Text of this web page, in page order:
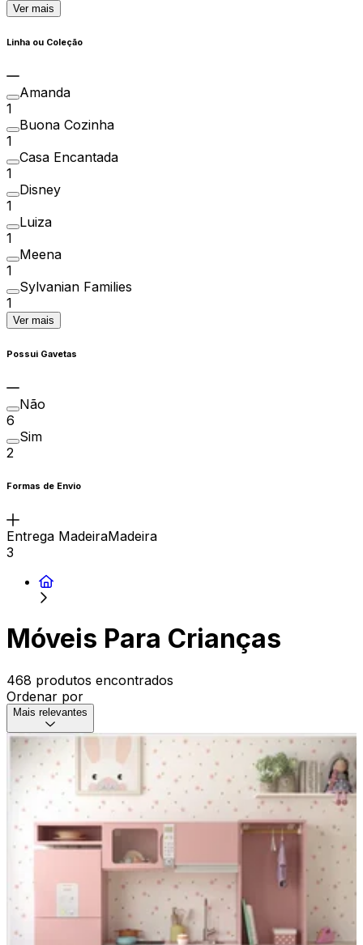
Ver mais
Linha ou Coleção
Amanda
1
Buona Cozinha
1
Casa Encantada
1
Disney
1
Luiza
1
Meena
1
Sylvanian Families
1
Ver mais
Possui Gavetas
Não
6
Sim
2
Formas de Envio
Entrega MadeiraMadeira
3
Móveis Para Crianças
468 produtos encontrados
Ordenar por
Mais relevantes